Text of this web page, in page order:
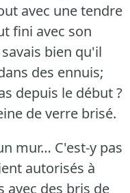
avec une tendre
fini avec son
bien qu'il
des ennuis;
depuis le début ?
de verre brisé.
mur… C'est-y pas
autorisés à
avec des bris de